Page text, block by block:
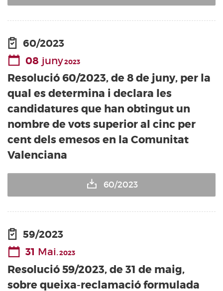
60/2023
08 juny2023
Resolució 60/2023, de 8 de juny, per la
qual es determina i declara les
candidatures que han obtingut un
nombre de vots superior al cinc per
cent dels emesos en la Comunitat
Valenciana
60/2023
59/2023
31 Mai.2023
Resolució 59/2023, de 31 de maig,
sobre queixa-reclamació formulada